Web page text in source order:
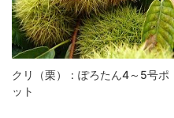
クリ（栗）：ぽろたん4～5号ポ
ット